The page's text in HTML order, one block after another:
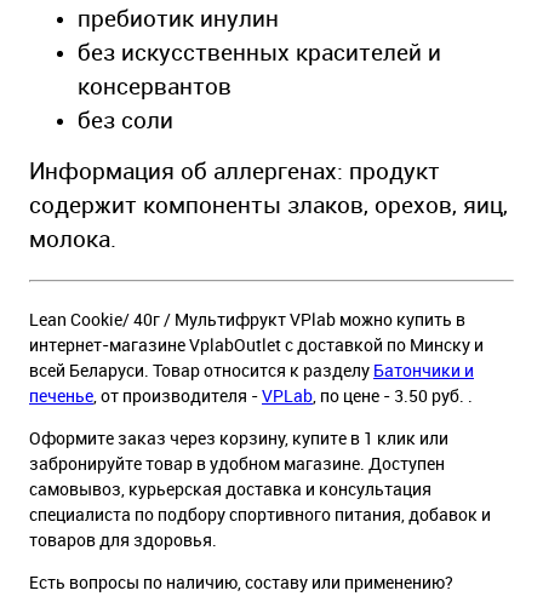
пребиотик инулин
без искусственных красителей и
консервантов
без соли
Информация об аллергенах: продукт
содержит компоненты злаков, орехов, яиц,
молока.
Lean Cookie/ 40г / Мультифрукт VPlab можно купить в
интернет-магазине VplabOutlet с доставкой по Минску и
всей Беларуси. Товар относится к разделу Батончики и
печенье, от производителя -VPLab, по цене - 3.50 руб. .
Оформите заказ через корзину, купите в 1 клик или
забронируйте товар в удобном магазине. Доступен
самовывоз, курьерская доставка и консультация
специалиста по подбору спортивного питания, добавок и
товаров для здоровья.
Есть вопросы по наличию, составу или применению?